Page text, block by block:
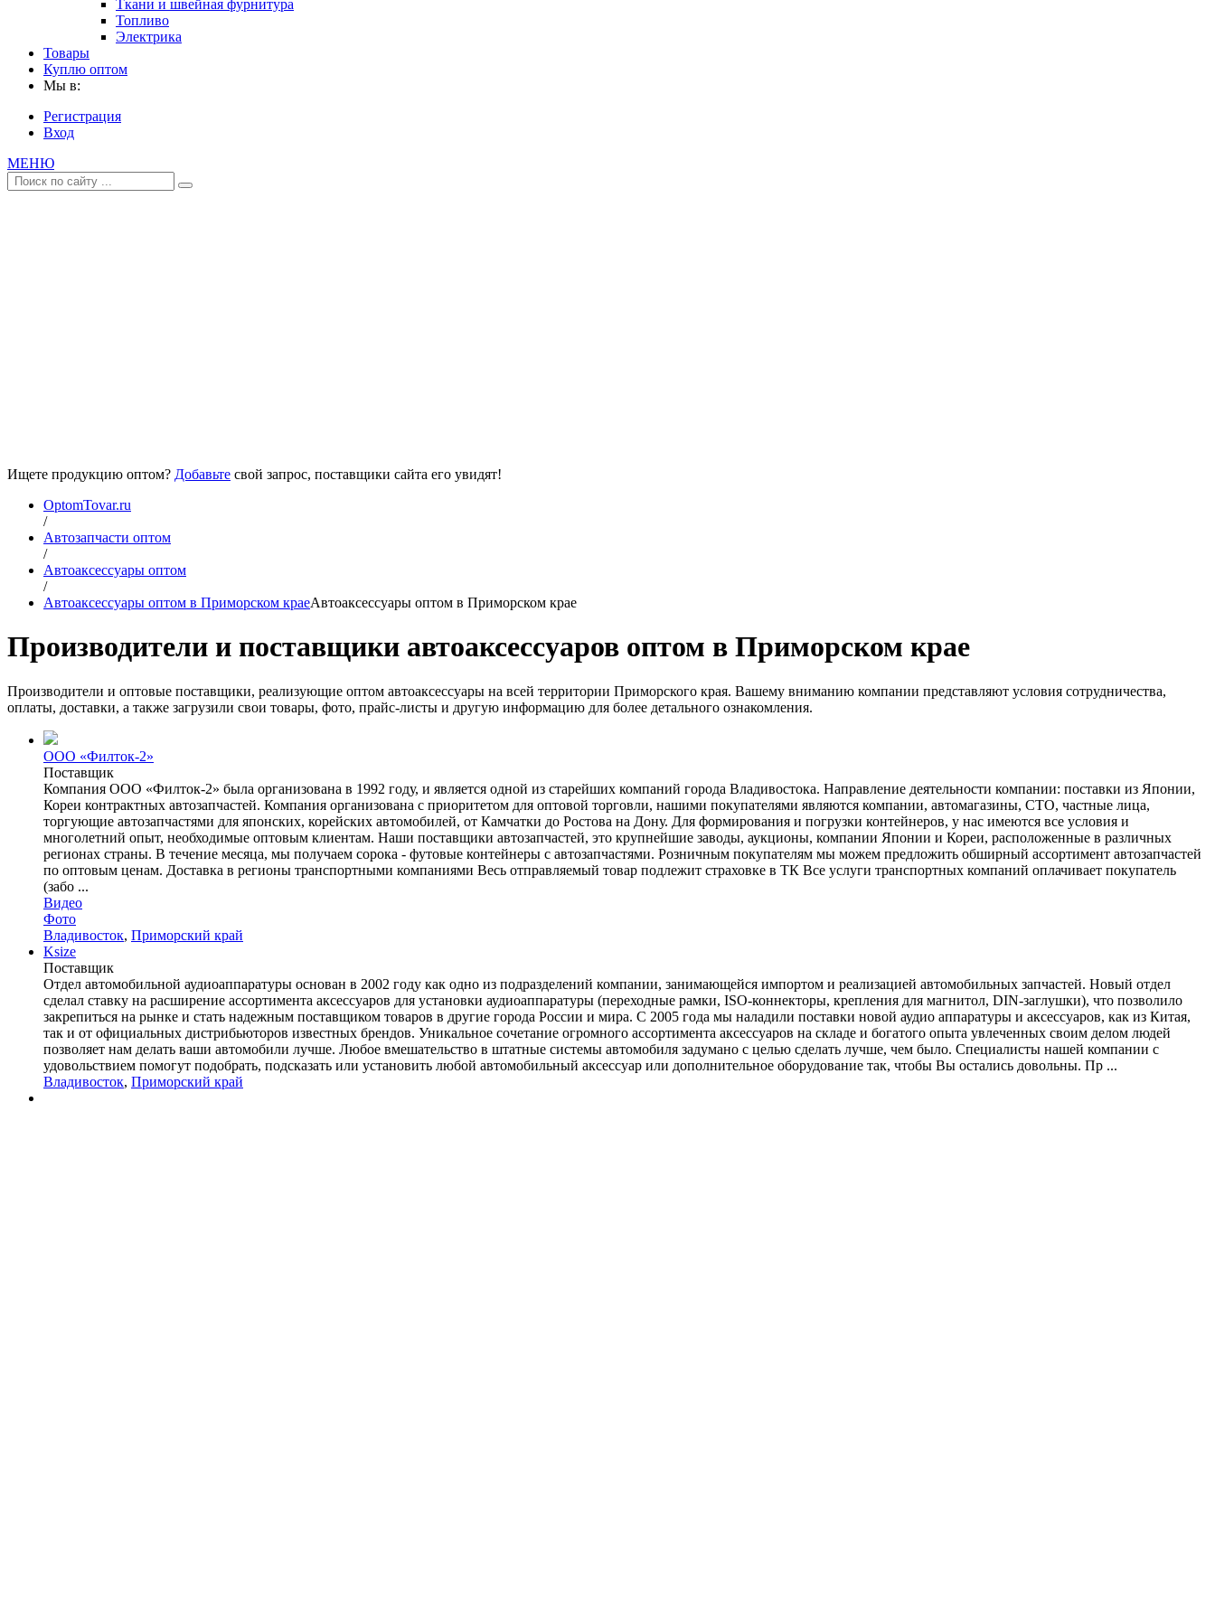
Ткани и швейная фурнитура
Топливо
Электрика
Товары
Куплю оптом
Мы в:
Регистрация
Вход
МЕНЮ
Ищете продукцию оптом? Добавьте свой запрос, поставщики сайта его увидят!
OptomTovar.ru
/
Автозапчасти оптом
/
Автоаксессуары оптом
/
Автоаксессуары оптом в Приморском краеАвтоаксессуары оптом в Приморском крае
Производители и поставщики автоаксессуаров оптом в Приморском крае
Производители и оптовые поставщики, реализующие оптом автоаксессуары на всей территории Приморского края. Вашему вниманию компании представляют условия сотрудничества,
оплаты, доставки, а также загрузили свои товары, фото, прайс-листы и другую информацию для более детального ознакомления.
ООО «Филток-2»
Поставщик
Компания ООО «Филток-2» была организована в 1992 году, и является одной из старейших компаний города Владивостока. Направление деятельности компании: поставки из Японии,
Кореи контрактных автозапчастей. Компания организована с приоритетом для оптовой торговли, нашими покупателями являются компании, автомагазины, СТО, частные лица,
торгующие автозапчастями для японских, корейских автомобилей, от Камчатки до Ростова на Дону. Для формирования и погрузки контейнеров, у нас имеются все условия и
многолетний опыт, необходимые оптовым клиентам. Наши поставщики автозапчастей, это крупнейшие заводы, аукционы, компании Японии и Кореи, расположенные в различных
регионах страны. В течение месяца, мы получаем сорока - футовые контейнеры с автозапчастями. Розничным покупателям мы можем предложить обширный ассортимент автозапчастей
по оптовым ценам. Доставка в регионы транспортными компаниями Весь отправляемый товар подлежит страховке в ТК Все услуги транспортных компаний оплачивает покупатель
(забо ...
Видео
Фото
Владивосток, Приморский край
Ksize
Поставщик
Отдел автомобильной аудиоаппаратуры основан в 2002 году как одно из подразделений компании, занимающейся импортом и реализацией автомобильных запчастей. Новый отдел
сделал ставку на расширение ассортимента аксессуаров для установки аудиоаппаратуры (переходные рамки, ISO-коннекторы, крепления для магнитол, DIN-заглушки), что позволило
закрепиться на рынке и стать надежным поставщиком товаров в другие города России и мира. С 2005 года мы наладили поставки новой аудио аппаратуры и аксессуаров, как из Китая,
так и от официальных дистрибьюторов известных брендов. Уникальное сочетание огромного ассортимента аксессуаров на складе и богатого опыта увлеченных своим делом людей
позволяет нам делать ваши автомобили лучше. Любое вмешательство в штатные системы автомобиля задумано с целью сделать лучше, чем было. Специалисты нашей компании с
удовольствием помогут подобрать, подсказать или установить любой автомобильный аксессуар или дополнительное оборудование так, чтобы Вы остались довольны. Пр ...
Владивосток, Приморский край